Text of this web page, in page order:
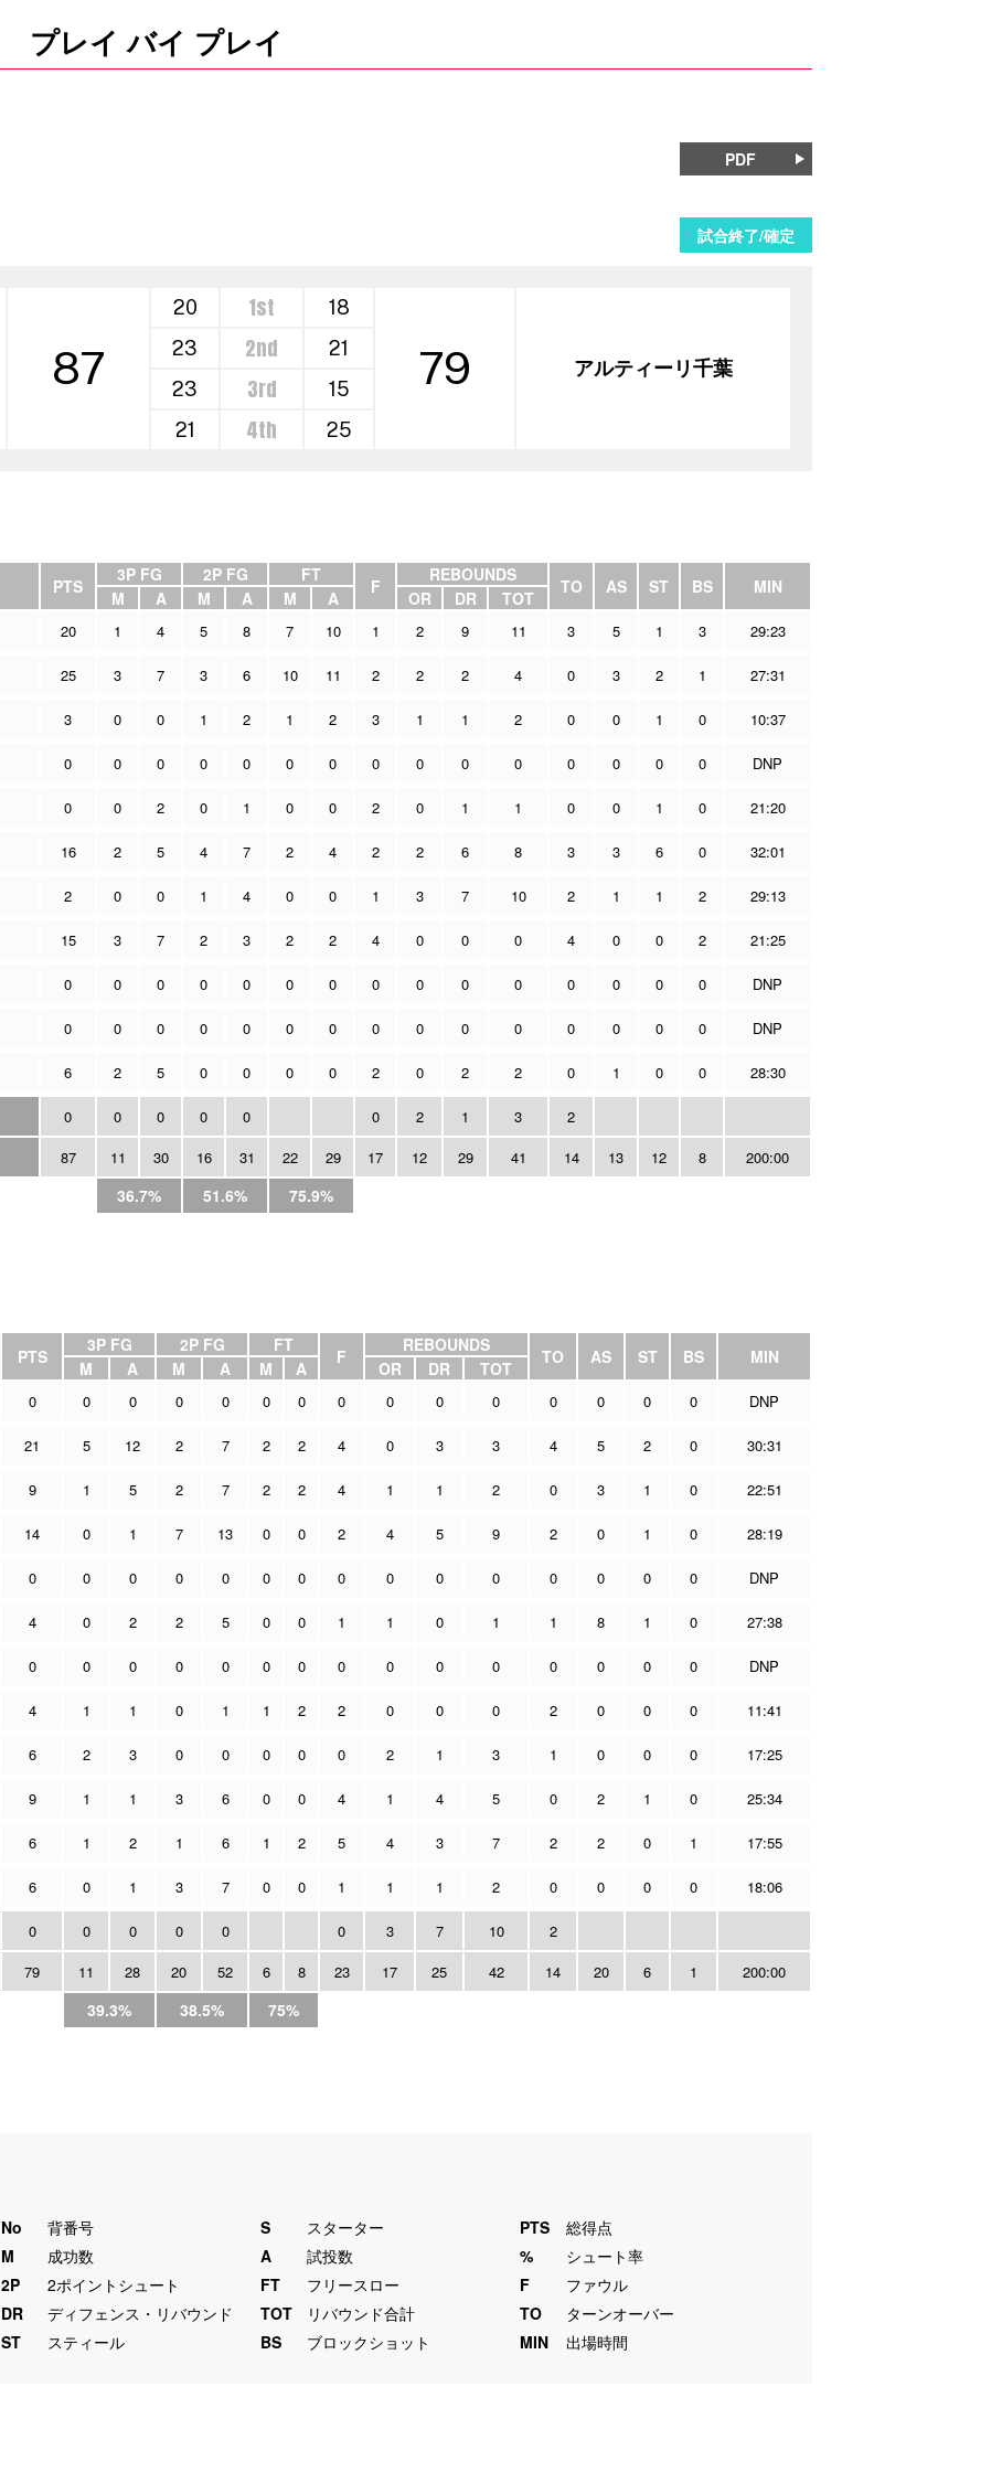
プレイ バイ プレイ
PDF
試合終了/確定
87
20 1st 18
79 アルティーリ千葉
23 2nd
21
23
3rd
15
21
4th 25
PTS
3P FG 2P FG FT
F
REBOUNDS
TO AS ST BS MIN
M A M A M A OR DR TOT
20 1 4 5 8 7 10 1 2 9 11 3 5 1 3 29:23
25 3 7 3 6 10 11 2 2 2 4 0 3 2 1 27:31
3 0 0 1 2 1 2 3 1 1 2 0 0 1 0 10:37
0 0 0 0 0 0 0 0 0 0 0 0 0 0 0 DNP
0 0 2 0 1 0 0 2 0 1 1 0 0 1 0 21:20
16 2 5 4 7 2 4 2 2 6 8 3 3 6 0 32:01
2 0 0 1 4 0 0 1 3 7 10 2 1 1 2 29:13
15 3 7 2 3 2 2 4 0 0 0 4 0 0 2 21:25
0 0 0 0 0 0 0 0 0 0 0 0 0 0 0 DNP
0 0 0 0 0 0 0 0 0 0 0 0 0 0 0 DNP
6 2 5 0 0 0 0 2 0 2 2 0 1 0 0 28:30
0 0 0 0 0 0 2 1 3 2
87 11 30 16 31 22 29 17 12 29 41 14 13 12 8 200:00
36.7% 51.6% 75.9%
PTS
3P FG 2P FG FT
F
REBOUNDS
TO AS ST BS MIN
M A M A M A OR DR TOT
0 0 0 0 0 0 0 0 0 0 0 0 0 0 0 DNP
21 5 12 2 7 2 2 4 0 3 3 4 5 2 0 30:31
9 1 5 2 7 2 2 4 1 1 2 0 3 1 0 22:51
14 0 1 7 13 0 0 2 4 5 9 2 0 1 0 28:19
0 0 0 0 0 0 0 0 0 0 0 0 0 0 0 DNP
4 0 2 2 5 0 0 1 1 0 1 1 8 1 0 27:38
0 0 0 0 0 0 0 0 0 0 0 0 0 0 0 DNP
4 1 1 0 1 1 2 2 0 0 0 2 0 0 0 11:41
6 2 3 0 0 0 0 0 2 1 3 1 0 0 0 17:25
9 1 1 3 6 0 0 4 1 4 5 0 2 1 0 25:34
6 1 2 1 6 1 2 5 4 3 7 2 2 0 1 17:55
6 0 1 3 7 0 0 1 1 1 2 0 0 0 0 18:06
0 0 0 0 0 0 3 7 10 2
79 11 28 20 52 6 8 23 17 25 42 14 20 6 1 200:00
39.3% 38.5% 75%
No 背番号 S スターター PTS
総得点
M 成功数 A 試投数 %
シュート率
2P 2ポイントシュート FT フリースロー F
ファウル
DR ディフェンス・リバウンド TOT リバウンド合計 TO
ターンオーバー
ST スティール BS ブロックショット MIN 出場時間